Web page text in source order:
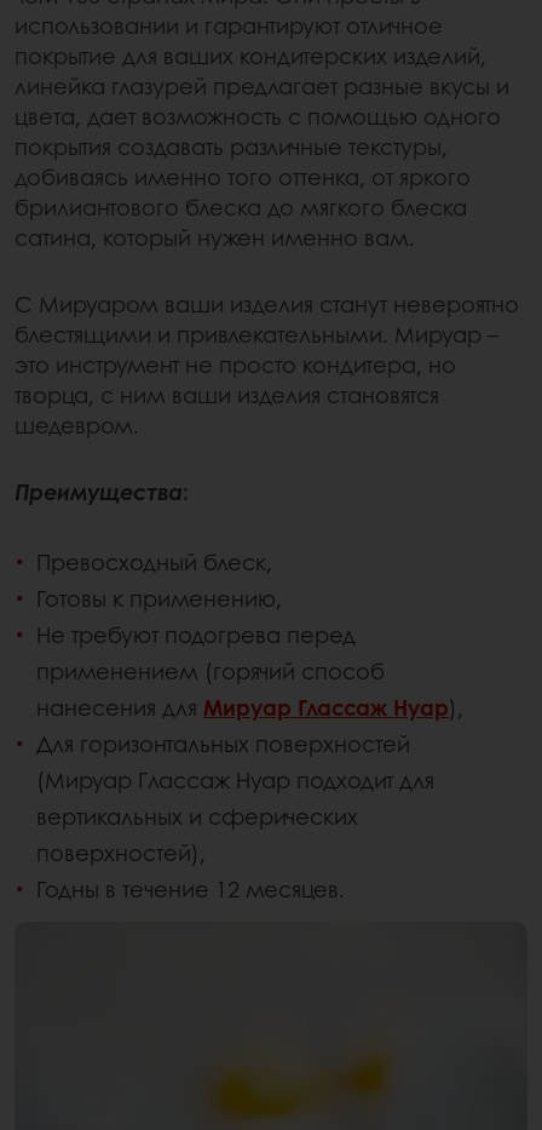
использовании и гарантируют отличное
покрытие для ваших кондитерских изделий,
линейка глазурей предлагает разные вкусы и
цвета, дает возможность с помощью одного
покрытия создавать различные текстуры,
добиваясь именно того оттенка, от яркого
брилиантового блеска до мягкого блеска
сатина, который нужен именно вам.
С Мируаром ваши изделия станут невероятно
блестящими и привлекательными. Мируар –
это инструмент не просто кондитера, но
творца, с ним ваши изделия становятся
шедевром.
Преимущества:
Превосходный блеск,
Готовы к применению,
Не требуют подогрева перед
применением (горячий способ
нанесения для Мируар Глассаж Нуар),
Для горизонтальных поверхностей
(Мируар Глассаж Нуар подходит для
вертикальных и сферических
поверхностей),
Годны в течение 12 месяцев.